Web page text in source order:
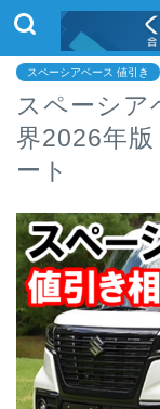
スペーシアベース 値引き
スペーシア
界2026年
ート